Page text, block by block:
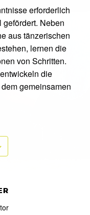
erforderlich
Neben
aus tänzerischen
lernen die
von Schritten.
die
gemeinsamen